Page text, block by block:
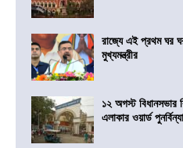
রাজ্যে এই প্রথম ঘর ঘর
মুখ্যমন্ত্রীর
১২ অগস্ট বিধানসভার
এলাকার ওয়ার্ড